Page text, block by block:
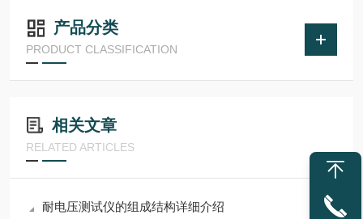
产品分类
PRODUCT CLASSIFICATION
相关文章
RELATED ARTICLES
耐电压测试仪的组成结构详细介绍